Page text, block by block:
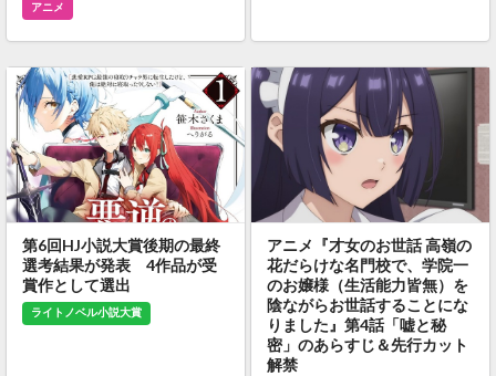
アニメ
第6回HJ小説大賞後期の最終
選考結果が発表 4作品が受
賞作として選出
ライトノベル小説大賞
アニメ『才女のお世話 高嶺の
花だらけな名門校で、学院一
のお嬢様（生活能力皆無）を
陰ながらお世話することにな
りました』第4話「嘘と秘
密」のあらすじ＆先行カット
解禁